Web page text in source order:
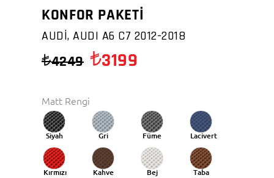
KONFOR PAKETİ
AUDİ, AUDI A6 C7 2012-2018
4249 3199
Matt Rengi
Siyah Gri Füme Lacivert
Kırmızı Kahve Bej Taba